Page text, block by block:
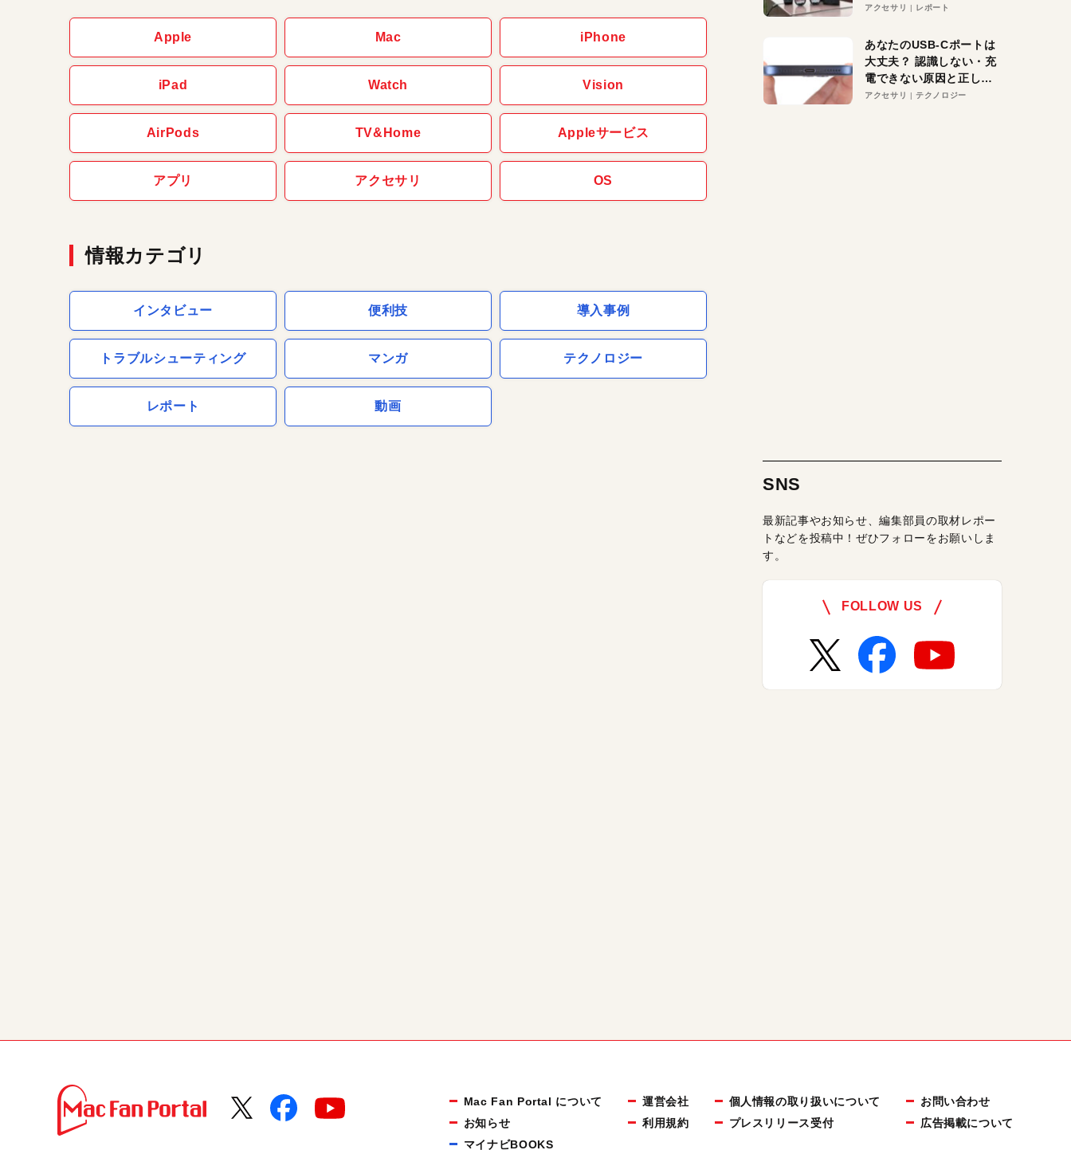
Apple Mac iPhone
iPad Watch Vision
AirPods TV&Home Appleサービス
アプリ アクセサリ OS
情報カテゴリ
インタビュー 便利技 導入事例
トラブルシューティング マンガ テクノロジー
レポート 動画
ーム・夜間撮影をチェッ
アクセサリ レポート
あなたのUSB-Cポートは
大丈夫？ 認識しない・充
電できない原因と正しい
対策
アクセサリ テクノロジー
SNS
最新記事やお知らせ、編集部員の取材レポー
トなどを投稿中！ぜひフォローをお願いしま
す。
FOLLOW US
Mac Fan Portal について
お知らせ
マイナビBOOKS
運営会社
利用規約
個人情報の取り扱いについて
プレスリリース受付
お問い合わせ
広告掲載について